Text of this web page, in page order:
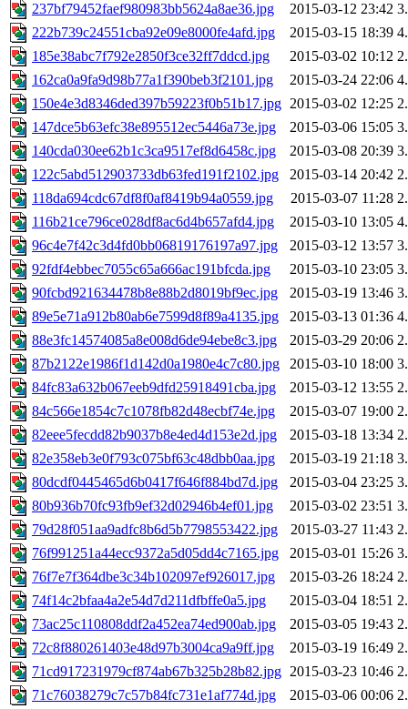
237bf79452faef980983bb5624a8ae36.jpg 2015-03-12 23:42
222b739c24551cba92e09e8000fe4afd.jpg
2015-03-15 18:39
185e38abc7f792e2850f3ce32ff7ddcd.jpg
2015-03-02 10:12
162ca0a9fa9d98b77a1f390beb3f2101.jpg
2015-03-24 22:06
150e4e3d8346ded397b59223f0b51b17.jpg 2015-03-02 12:25
147dce5b63efc38e895512ec5446a73e.jpg
2015-03-06 15:05
140cda030ee62b1c3ca9517ef8d6458c.jpg
2015-03-08 20:39
122c5abd512903733db63fed191f2102.jpg
2015-03-14 20:42
118da694cdc67df8f0af8419b94a0559.jpg
2015-03-07 11:28
116b21ce796ce028df8ac6d4b657afd4.jpg
2015-03-10 13:05
96c4e7f42c3d4fd0bb06819176197a97.jpg
2015-03-12 13:57
92fdf4ebbec7055c65a666ac191bfcda.jpg
2015-03-10 23:05
90fcbd921634478b8e88b2d8019bf9ec.jpg
2015-03-19 13:46
89e5e71a912b80ab6e7599d8f89a4135.jpg
2015-03-13 01:36
88e3fc14574085a8e008d6de94ebe8c3.jpg
2015-03-29 20:06
87b2122e1986f1d142d0a1980e4c7c80.jpg
2015-03-10 18:00
84fc83a632b067eeb9dfd25918491cba.jpg
2015-03-12 13:55
84c566e1854c7c1078fb82d48ecbf74e.jpg
2015-03-07 19:00
82eee5fecdd82b9037b8e4ed4d153e2d.jpg
2015-03-18 13:34
82e358eb3e0f793c075bf63c48dbb0aa.jpg
2015-03-19 21:18
80dcdf0445465d6b0417f646f884bd7d.jpg
2015-03-04 23:25
80b936b70fc93fb9ef32d02946b4ef01.jpg
2015-03-02 23:51
79d28f051aa9adfc8b6d5b7798553422.jpg
2015-03-27 11:43
76f991251a44ecc9372a5d05dd4c7165.jpg
2015-03-01 15:26
76f7e7f364dbe3c34b102097ef926017.jpg
2015-03-26 18:24
74f14c2bfaa4a2e54d7d211dfbffe0a5.jpg
2015-03-04 18:51
73ac25c110808ddf2a452ea74ed900ab.jpg
2015-03-05 19:43
72c8f880261403e48d97b3004ca9a9ff.jpg
2015-03-19 16:49
71cd917231979cf874ab67b325b28b82.jpg 2015-03-23 10:46
71c76038279c7c57b84fc731e1af774d.jpg
2015-03-06 00:06